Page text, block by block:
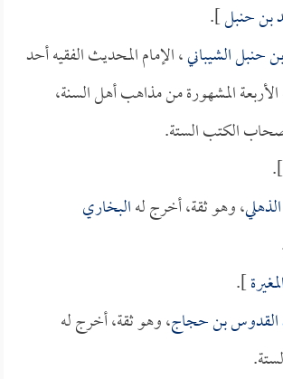
بن حنبل].
حنبل الشيباني، الإمام المحديث الفقيه أحد
المشهورة من مذاهب أهل السنة،
الكتب الستة.
].
، وهو ثقة، أخرج لهالبخاري
].
القدوس بن حجاج، وهو ثقة، أخرج له